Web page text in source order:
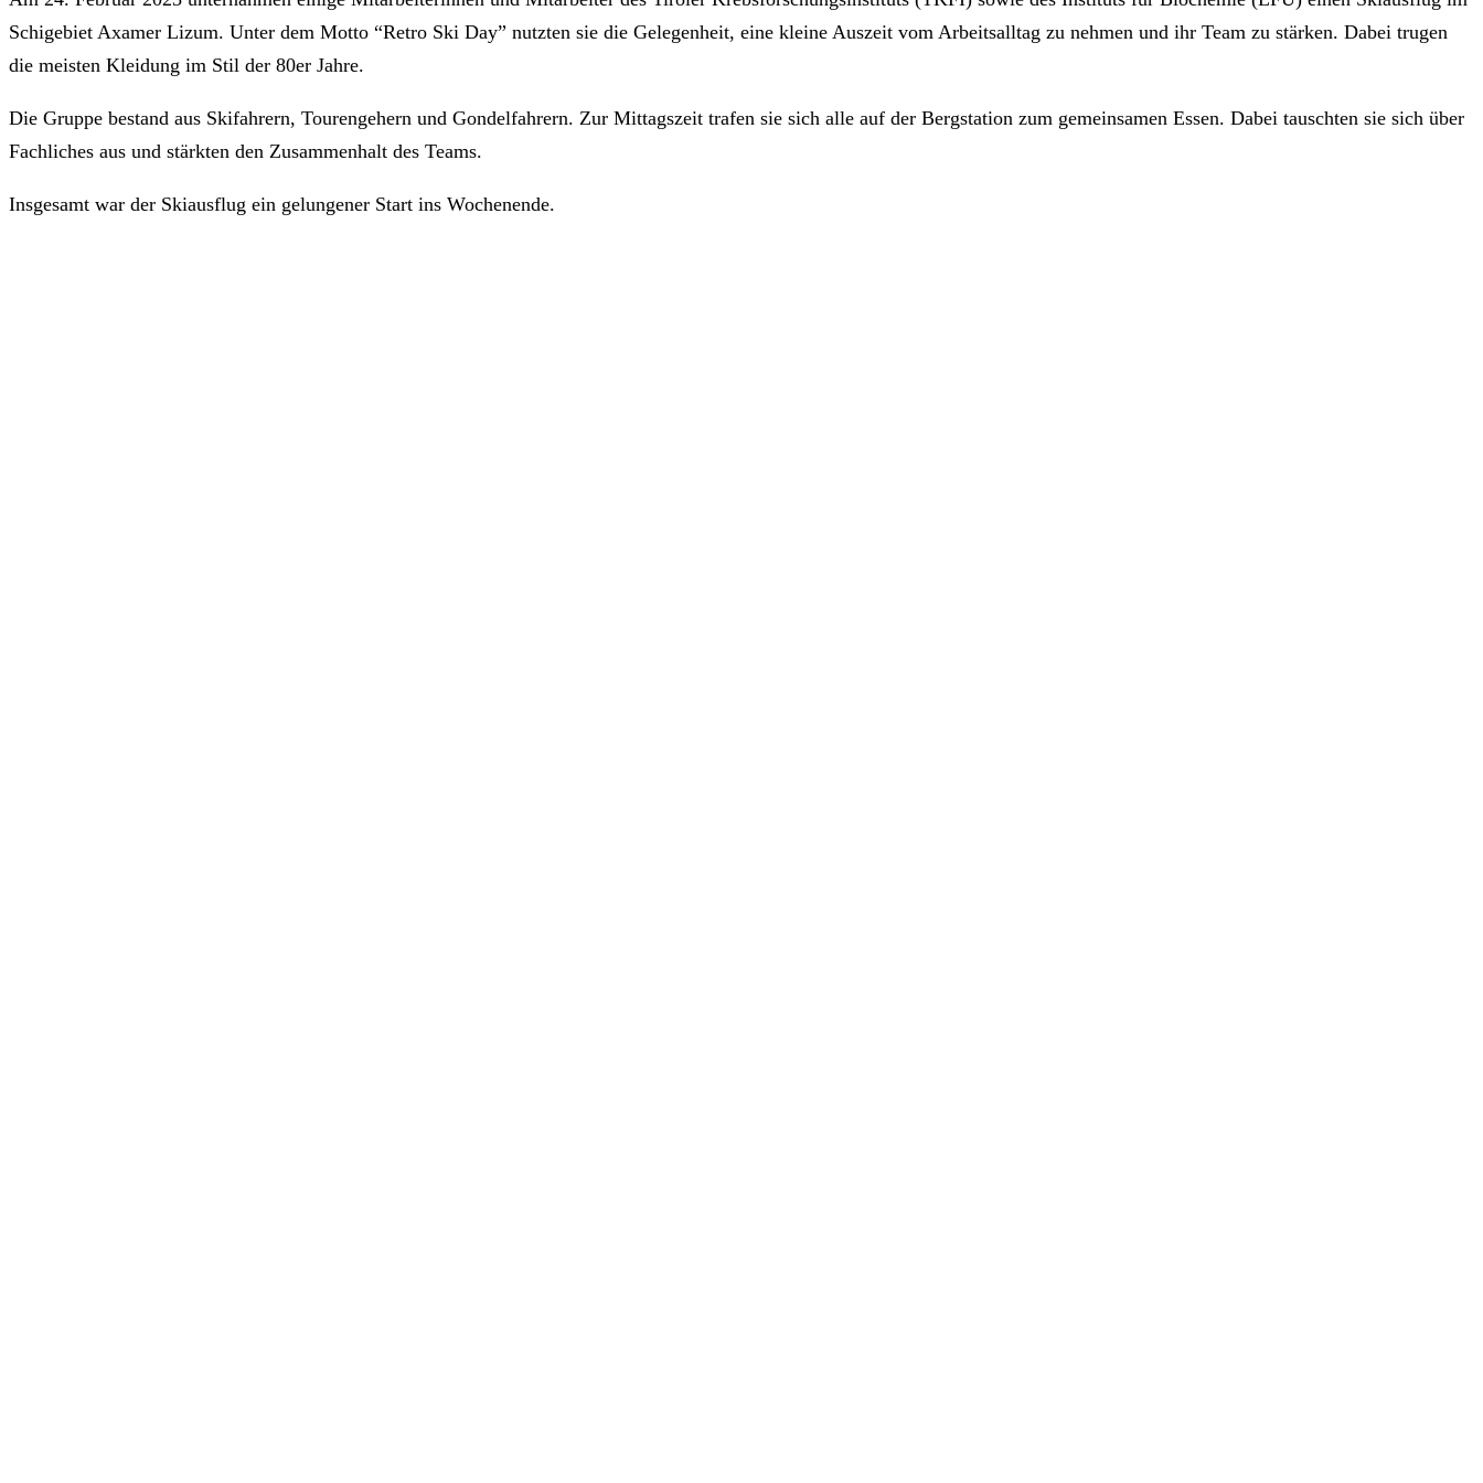
Schigebiet Axamer Lizum. Unter dem Motto “Retro Ski Day” nutzten sie die Gelegenheit, eine kleine Auszeit vom Arbeitsalltag zu nehmen und ihr Team zu stärken. Dabei trugen
die meisten Kleidung im Stil der 80er Jahre.
Die Gruppe bestand aus Skifahrern, Tourengehern und Gondelfahrern. Zur Mittagszeit trafen sie sich alle auf der Bergstation zum gemeinsamen Essen. Dabei tauschten sie sich über
Fachliches aus und stärkten den Zusammenhalt des Teams.
Insgesamt war der Skiausflug ein gelungener Start ins Wochenende.